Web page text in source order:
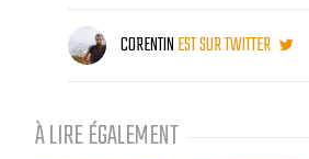
CORENTINEST SUR TWITTER
À LIRE ÉGALEMENT